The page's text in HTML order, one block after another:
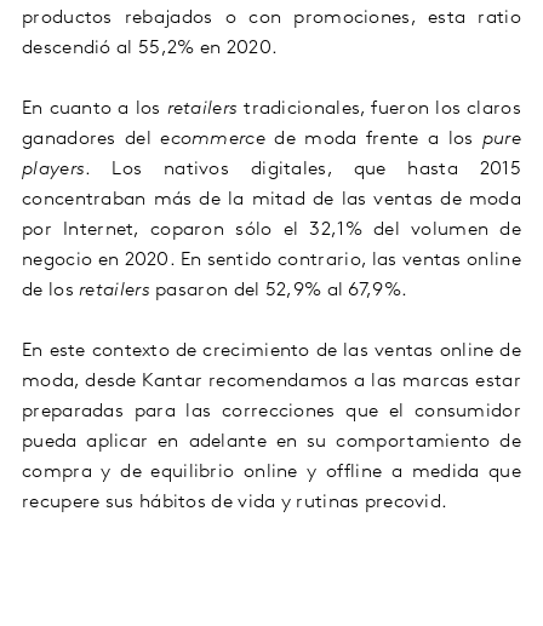
productos rebajados o con promociones, esta ratio
descendió al 55,2% en 2020.
En cuanto a los retailers tradicionales, fueron los claros
ganadores del
ecommercede moda frente a los pure
players. Los nativos digitales, que hasta 2015
concentraban más de la mitad de las ventas de moda
por Internet, coparon sólo el 32,1% del volumen de
negocio en 2020. En sentido contrario, las ventas online
de los retailers pasaron del 52,9% al 67,9%.
En este contexto de crecimiento de las ventas online de
moda, desde Kantar recomendamos a las marcas estar
preparadas para las correcciones que el consumidor
pueda aplicar en adelante en su comportamiento de
compra y de equilibrio online y offline a medida que
recupere sus hábitos de vida y rutinas precovid.